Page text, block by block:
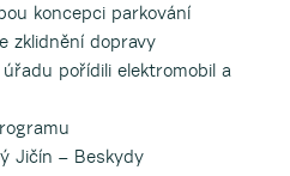
koncepci parkování
zklidnění dopravy
pořídili elektromobil a
Jičín – Beskydy